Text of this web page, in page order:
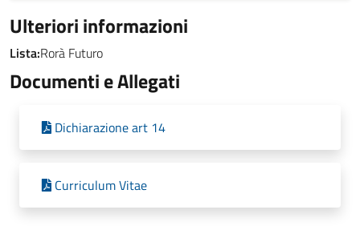
Ulteriori informazioni
Lista:Rorà Futuro
Documenti e Allegati
Dichiarazione art 14
Curriculum Vitae